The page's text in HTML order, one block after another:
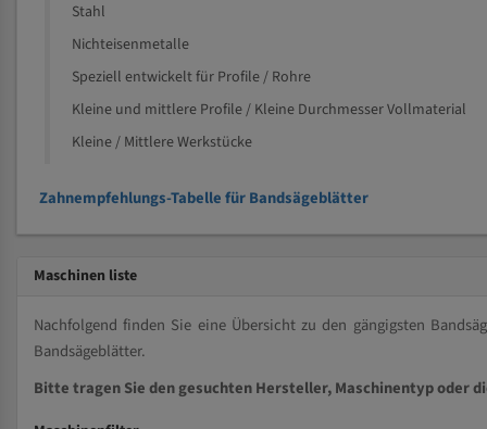
Stahl
Nichteisenmetalle
Speziell entwickelt für Profile / Rohre
Kleine und mittlere Profile / Kleine Durchmesser Vollmaterial
Kleine / Mittlere Werkstücke
Zahnempfehlungs-Tabelle für Bandsägeblätter
Maschinen liste
Nachfolgend finden Sie eine Übersicht zu den gängigsten
Bandsägeblätter.
Bitte tragen Sie den gesuchten Hersteller, Maschinentyp oder